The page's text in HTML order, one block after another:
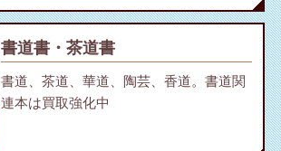
書道書・茶道書
書道、茶道、華道、陶芸、香道。書道関
連本は買取強化中